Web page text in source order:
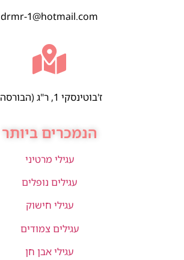
drmr-1@hotmail.com
ז'בוטינסקי 1, ר"ג (הבורסה)
הנמכרים ביותר
עגילי מרטיני
עגילים נופלים
עגילי חישוק
עגילים צמודים
עגילי אבן חן